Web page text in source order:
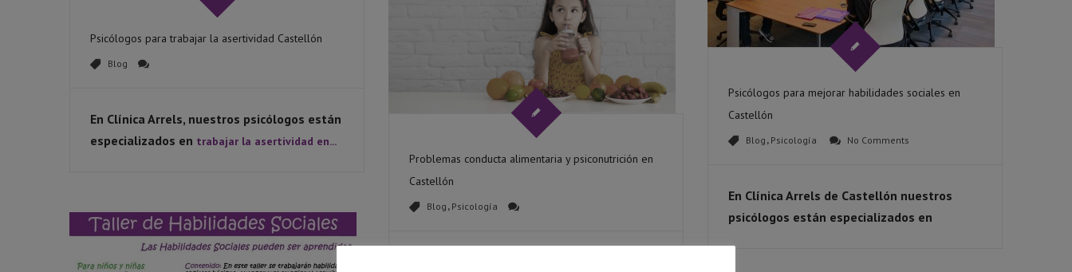
Psicólogos para trabajar la asertividad Castellón
Blog
En Clínica Arrels, nuestros psicólogos están
especializados en trabajar la asertividad en...
Psicólogos para mejorar habilidades sociales en
Castellón
Blog , Psicología No Comments
En Clínica Arrels de Castellón nuestros
psicólogos están especializados en
Problemas conducta alimentaria y psiconutrición en
Castellón
Blog , Psicología